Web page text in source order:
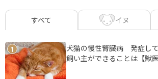
すべて イヌ
1
犬猫の慢性腎臓病 発症して
飼い主ができることは【獣医